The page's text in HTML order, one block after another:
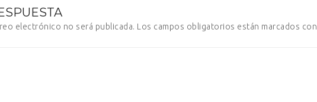
electrónico no será publicada. Los campos obligatorios están marcados con